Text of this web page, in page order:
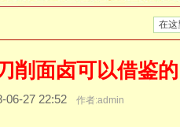
削面卤可以借鉴的
06-27 22:52 作者:admin